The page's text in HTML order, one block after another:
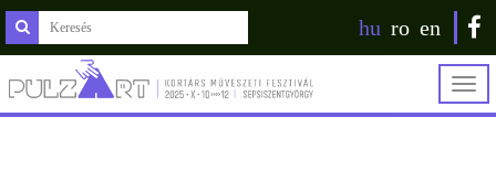
hu ro en